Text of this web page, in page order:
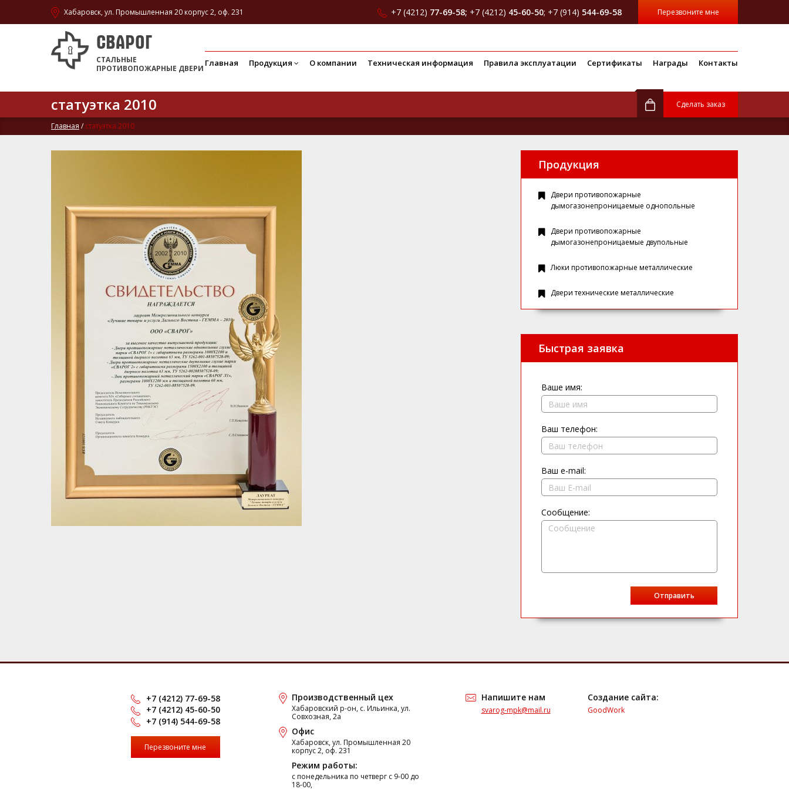
Хабаровск, ул. Промышленная 20 корпус 2, оф. 231 Перезвоните мне
+7 (4212) 77-69-58; +7 (4212) 45-60-50; +7 (914) 544-69-58
СВАРОГ
СТАЛЬНЫЕ
ПРОТИВОПОЖАРНЫЕ ДВЕРИ
Главная Продукция О компании Техническая информация Правила эксплуатации Сертификаты Награды Контакты
статуэтка 2010 Сделать заказ
Главная / статуэтка 2010
Продукция
Двери противопожарные
дымогазонепроницаемые однопольные
Двери противопожарные
дымогазонепроницаемые двупольные
Люки противопожарные металлические
Двери технические металлические
Быстрая заявка
Ваше имя:
Ваш телефон:
Ваш e-mail:
Сообщение:
+7 (4212) 77-69-58
+7 (4212) 45-60-50
+7 (914) 544-69-58
Перезвоните мне
Производственный цех
Хабаровский р-он, с. Ильинка, ул.
Совхозная, 2а
Офис
Хабаровск, ул. Промышленная 20
корпус 2, оф. 231
Режим работы:
c понедельника по четверг с 9-00 до
18-00,
Напишите нам
svarog-mpk@mail.ru
Создание сайта:
GoodWork